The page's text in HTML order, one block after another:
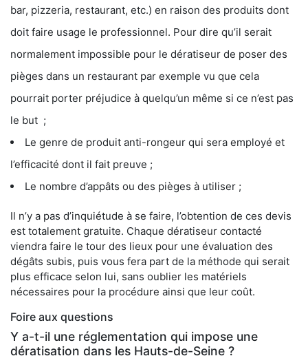
bar, pizzeria, restaurant, etc.) en raison des produits dont
doit faire usage le professionnel. Pour dire qu’il serait
normalement impossible pour le dératiseur de poser des
pièges dans un restaurant par exemple vu que cela
pourrait porter préjudice à quelqu’un même si ce n’est pas
le but ;
Le genre de produit anti-rongeur qui sera employé et
l’efficacité dont il fait preuve ;
Le nombre d’appâts ou des pièges à utiliser ;
Il n’y a pas d’inquiétude à se faire, l’obtention de ces devis
est totalement gratuite. Chaque dératiseur contacté
viendra faire le tour des lieux pour une évaluation des
dégâts subis, puis vous fera part de la méthode qui serait
plus efficace selon lui, sans oublier les matériels
nécessaires pour la procédure ainsi que leur coût.
Foire aux questions
Y a-t-il une réglementation qui impose une
dératisation dans les Hauts-de-Seine ?